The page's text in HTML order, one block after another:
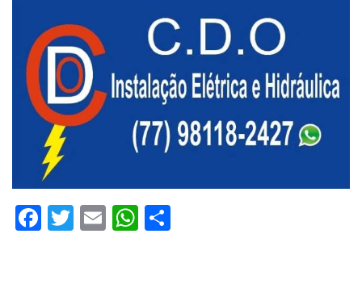
Facebook
Twitter
EmailWhatsApp